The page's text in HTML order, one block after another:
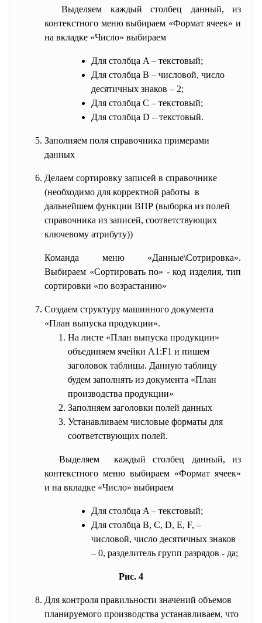
Выделяем каждый столбец данный, из
контекстного меню выбираем «Формат ячеек» и
на вкладке «Число» выбираем
Для столбца A – текстовый;
Для столбца B – числовой, число
десятичных знаков – 2;
Для столбца C – текстовый;
Для столбца D – текстовый.
Заполняем поля справочника примерами
данных
Делаем сортировку записей в справочнике
(необходимо для корректной работы в
дальнейшем функции ВПР (выборка из полей
справочника из записей, соответствующих
ключевому атрибуту))
Команда меню «Данные\Сотрировка».
Выбираем «Сортировать по» - код изделия, тип
сортировки «по возрастанию»
Создаем структуру машинного документа
«План выпуска продукции».
На листе «План выпуска продукции»
объединяем ячейки A1:F1 и пишем
заголовок таблицы. Данную таблицу
будем заполнять из документа «План
производства продукции»
Заполняем заголовки полей данных
Устанавливаем числовые форматы для
соответствующих полей.
Выделяем каждый столбец данный, из
контекстного меню выбираем «Формат ячеек»
и на вкладке «Число» выбираем
Для столбца A – текстовый;
Для столбца B, C, D, E, F, –
числовой, число десятичных знаков
– 0, разделитель групп разрядов - да;
Рис. 4
Для контроля правильности значений объемов
планируемого производства устанавливаем, что